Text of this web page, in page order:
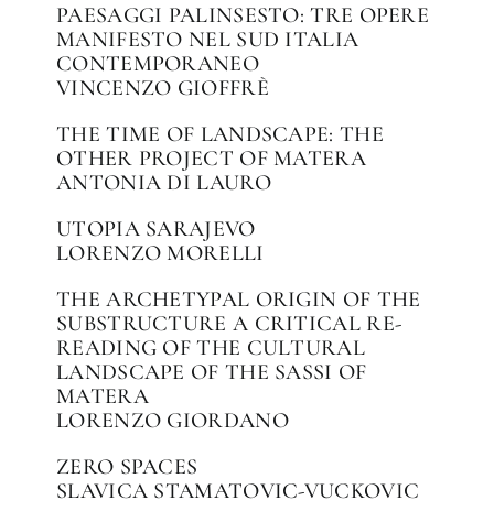
PAESAGGI PALINSESTO: TRE OPERE
MANIFESTO NEL SUD ITALIA
CONTEMPORANEO
VINCENZO GIOFFRÈ
THE TIME OF LANDSCAPE: THE
OTHER PROJECT OF MATERA
ANTONIA DI LAURO
UTOPIA SARAJEVO
LORENZO MORELLI
THE ARCHETYPAL ORIGIN OF THE
SUBSTRUCTURE A CRITICAL RE-
READING OF THE CULTURAL
LANDSCAPE OF THE SASSI OF
MATERA
LORENZO GIORDANO
ZERO SPACES
SLAVICA STAMATOVIC-VUCKOVIC